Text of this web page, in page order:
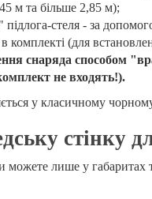
м та більше 2,85 м);
стеля - за
комплекті (для
снаряда способом
не входять!).
у класичному
стінку
лише у габаритах